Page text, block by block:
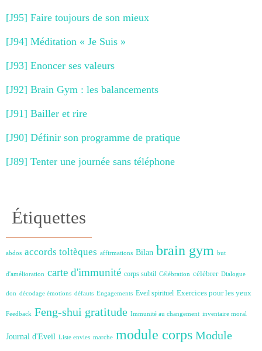
[J95] Faire toujours de son mieux
[J94] Méditation « Je Suis »
[J93] Enoncer ses valeurs
[J92] Brain Gym : les balancements
[J91] Bailler et rire
[J90] Définir son programme de pratique
[J89] Tenter une journée sans téléphone
Étiquettes
abdos accords toltèques affirmations Bilan brain gym but
d'amélioration carte d'immunité corps subtil Célébration célébrer Dialogue
don décodage émotions défauts Engagements Eveil spirituel Exercices pour les yeux
Feedback Feng-shui gratitude Immunité au changement inventaire moral
Journal d'Eveil Liste envies marche module corps Module